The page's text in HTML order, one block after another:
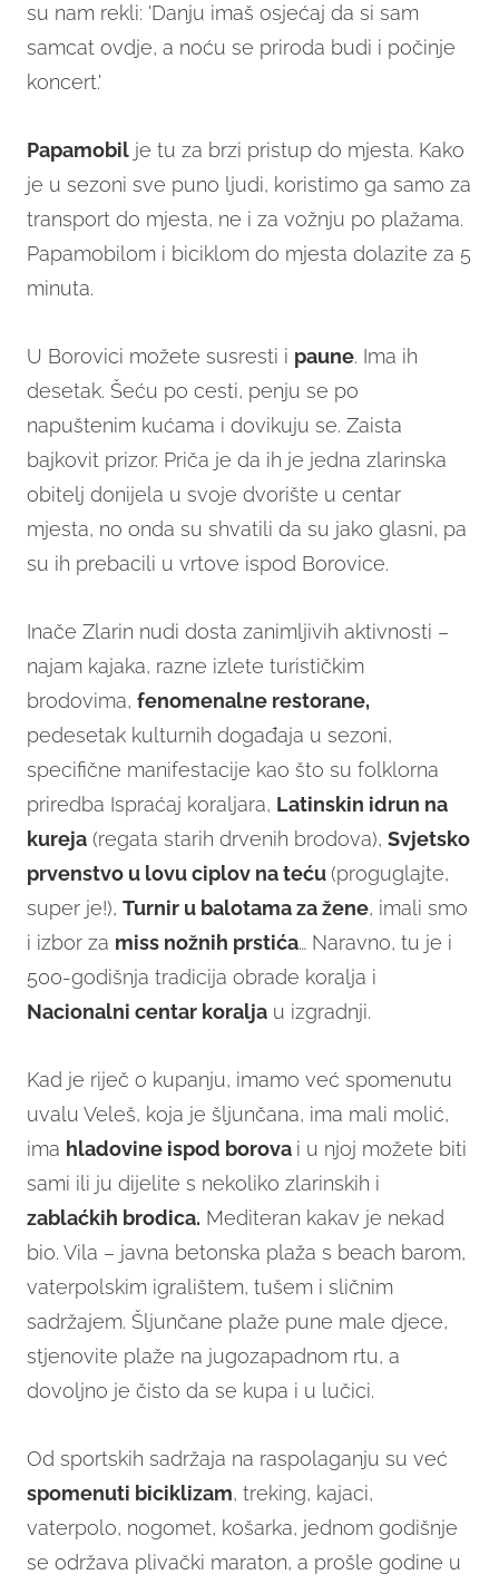
su nam rekli: 'Danju imaš osjećaj da si sam
samcat ovdje, a noću se priroda budi i počinje
koncert.'
Papamobil je tu za brzi pristup do mjesta. Kako
je u sezoni sve puno ljudi, koristimo ga samo za
transport do mjesta, ne i za vožnju po plažama.
Papamobilom i biciklom do mjesta dolazite za 5
minuta.
U Borovici možete susresti i paune. Ima ih
desetak. Šeću po cesti, penju se po
napuštenim kućama i dovikuju se. Zaista
bajkovit prizor. Priča je da ih je jedna zlarinska
obitelj donijela u svoje dvorište u centar
mjesta, no onda su shvatili da su jako glasni, pa
su ih prebacili u vrtove ispod Borovice.
Inače Zlarin nudi dosta zanimljivih aktivnosti –
najam kajaka, razne izlete turističkim
brodovima, fenomenalne restorane,
pedesetak kulturnih događaja u sezoni,
specifične manifestacije kao što su folklorna
priredba Ispraćaj koraljara, Latinskin idrun na
kureja (regata starih drvenih brodova), Svjetsko
prvenstvo u lovu ciplov na teću(proguglajte,
super je!), Turnir u balotama za žene, imali smo
i izbor za miss nožnih prstića… Naravno, tu je i
500-godišnja tradicija obrade koralja i
Nacionalni centar koralja u izgradnji.
Kad je riječ o kupanju, imamo već spomenutu
uvalu Veleš, koja je šljunčana, ima mali molić,
ima hladovine ispod borova i u njoj možete biti
sami ili ju dijelite s nekoliko zlarinskih i
zablaćkih brodica. Mediteran kakav je nekad
bio. Vila – javna betonska plaža s beach barom,
vaterpolskim igralištem, tušem i sličnim
sadržajem. Šljunčane plaže pune male djece,
stjenovite plaže na jugozapadnom rtu, a
dovoljno je čisto da se kupa i u lučici.
Od sportskih sadržaja na raspolaganju su već
spomenuti biciklizam, treking, kajaci,
vaterpolo, nogomet, košarka, jednom godišnje
se održava plivački maraton, a prošle godine u